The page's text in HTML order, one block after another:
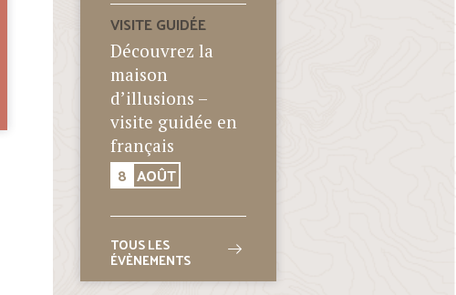
VISITE GUIDÉE
Découvrez la
maison
d’illusions –
visite guidée en
français
8 AOÛT
TOUS LES
ÉVÈNEMENTS